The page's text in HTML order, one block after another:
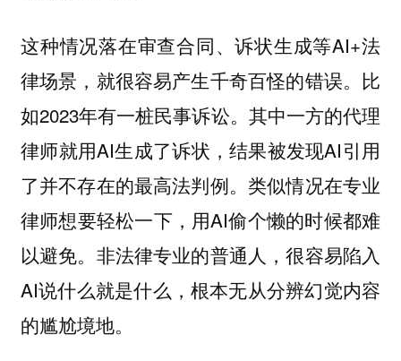
这种情况落在审查合同、诉状生成等AI+法
律场景，就很容易产生千奇百怪的错误。比
如2023年有一桩民事诉讼。其中一方的代理
律师就用AI生成了诉状，结果被发现AI引用
了并不存在的最高法判例。类似情况在专业
律师想要轻松一下，用AI偷个懒的时候都难
以避免。非法律专业的普通人，很容易陷入
AI说什么就是什么，根本无从分辨幻觉内容
的尴尬境地。